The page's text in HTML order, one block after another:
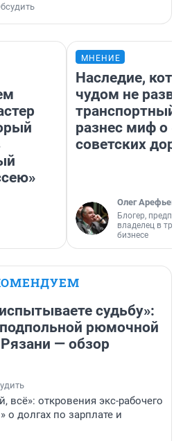
МНЕНИЕ
Наследие,
чудом не
транспортный
разнес миф о
советских
Олег Арефьев
Блогер,
владелец в
бизнесе
судьбу»:
рюмочной
— обзор
всё»: откровения экс-рабочего
долгах по зарплате и